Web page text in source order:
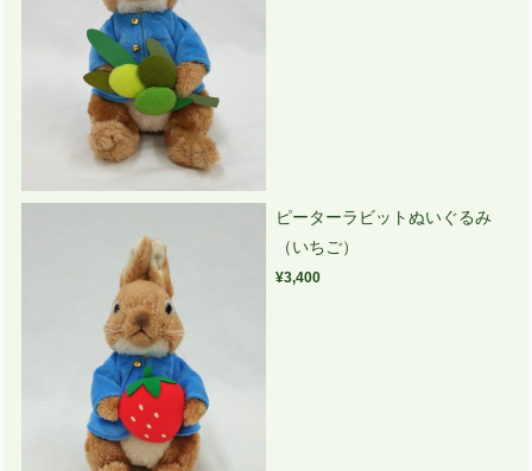
ピーターラビットぬいぐるみ
（いちご）
¥3,400